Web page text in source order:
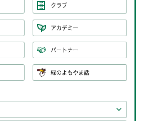
クラブ
アカデミー
パートナー
緑のよもやま話